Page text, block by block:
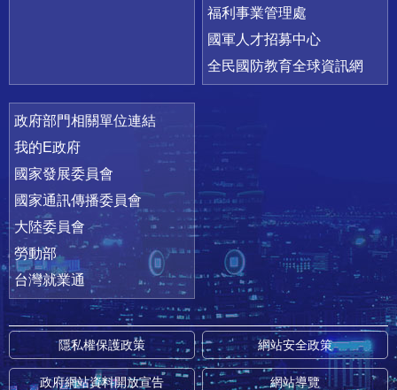
福利事業管理處
國軍人才招募中心
全民國防教育全球資訊網
政府部門相關單位連結
我的E政府
國家發展委員會
國家通訊傳播委員會
大陸委員會
勞動部
台灣就業通
隱私權保護政策 網站安全政策
政府網站資料開放宣告 網站導覽